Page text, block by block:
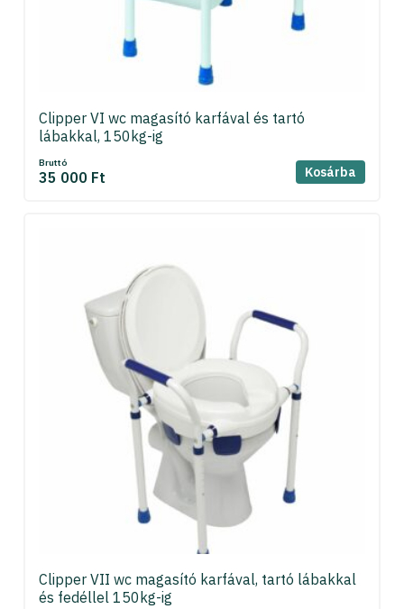
Clipper VI wc magasító karfával és tartó
lábakkal, 150kg-ig
Bruttó
35 000 Ft Kosárba
Clipper VII wc magasító karfával, tartó lábakkal
és fedéllel 150kg-ig